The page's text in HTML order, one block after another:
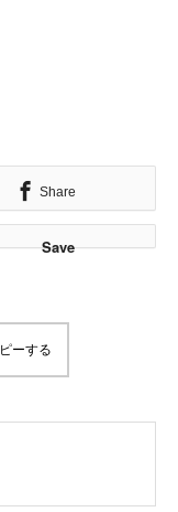
Share
Save
ーする